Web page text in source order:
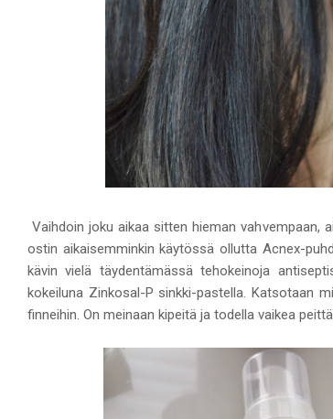
Vaihdoin joku aikaa sitten hieman vahvempaan,
ostin aikaisemminkin käytössä ollutta Acnex-
kävin vielä täydentämässä tehokeinoja
kokeiluna Zinkosal-P sinkki-pastella. Katsotaan
finneihin. On meinaan kipeitä ja todella vaikea